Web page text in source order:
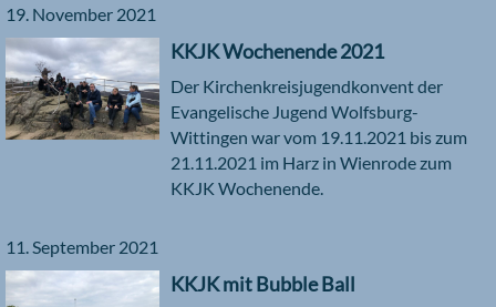
19. November 2021
KKJK Wochenende 2021
Der Kirchenkreisjugendkonvent der
Evangelische Jugend Wolfsburg-
Wittingen war vom 19.11.2021 bis zum
21.11.2021 im Harz in Wienrode zum
KKJK Wochenende.
11. September 2021
KKJK mit Bubble Ball